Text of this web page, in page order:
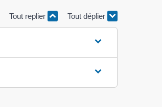
Tout replier Tout déplier